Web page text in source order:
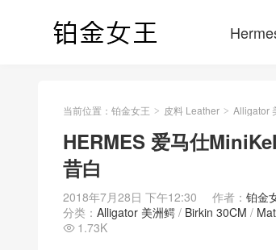
当前位置： 铂金女王 > 皮料 Leather > Alligator
HERMES 爱马仕
昔白
2018年7月28日 下午12:30 作者： 铂金
分类： Alligator 美洲鳄 / Birkin 30CM /
 1.73K